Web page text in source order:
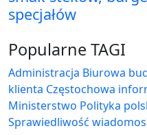
specjałów
Popularne TAGI
Administracja Biurowa
klienta Częstochowa
Ministerstwo Polityka
Sprawiedliwość